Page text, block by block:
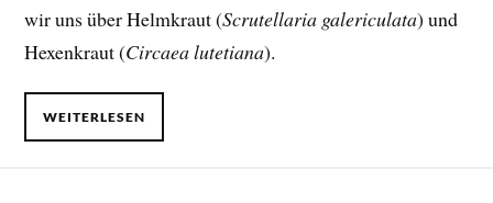
wir uns über Helmkraut (Scrutellaria galericulata) und
Hexenkraut (Circaea lutetiana).
WEITERLESEN